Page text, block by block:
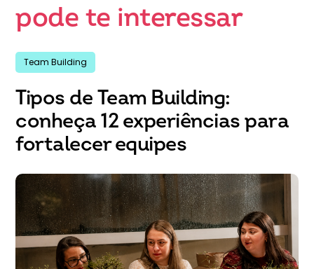
pode te interessar
Team Building
Tipos de Team Building:
conheça 12 experiências para
fortalecer equipes